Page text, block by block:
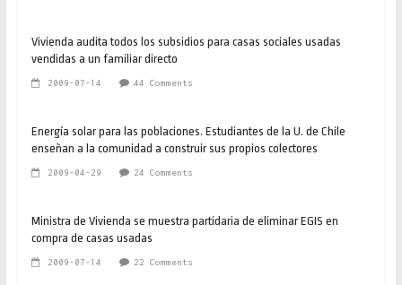
Vivienda audita todos los subsidios para casas sociales usadas
vendidas a un familiar directo
2009-07-14 44 Comments
Energía solar para las poblaciones. Estudiantes de la U. de Chile
enseñan a la comunidad a construir sus propios colectores
2009-04-29 24 Comments
Ministra de Vivienda se muestra partidaria de eliminar EGIS en
compra de casas usadas
2009-07-14 22 Comments